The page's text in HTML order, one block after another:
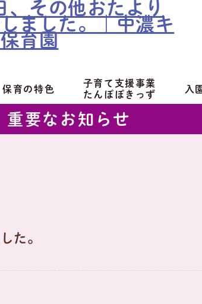
保育の特色
子育て支援事業
たんぽぽきっず
入
重要なお知らせ
た。